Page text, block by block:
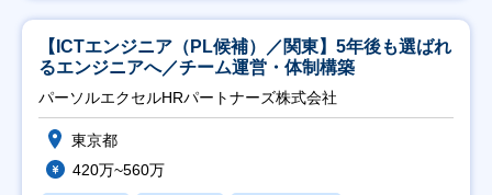
【ICTエンジニア（PL候補）／関東】5年後も選ばれ
るエンジニアへ／チーム運営・体制構築
パーソルエクセルHRパートナーズ株式会社
東京都
420万~560万